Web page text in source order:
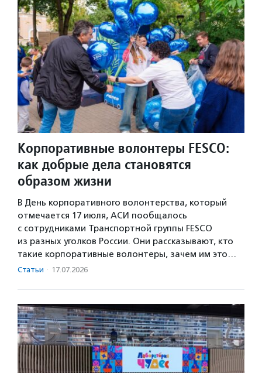
Корпоративные волонтеры FESCO:
как добрые дела становятся
образом жизни
В День корпоративного волонтерства, который
отмечается 17 июля, АСИ пообщалось
с сотрудниками Транспортной группы FESCO
из разных уголков России. Они рассказывают, кто
такие корпоративные волонтеры, зачем им это…
Статьи · 17.07.2026